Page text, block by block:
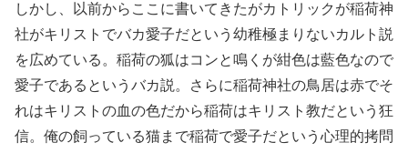
しかし、以前からここに書いてきたがカトリックが稲荷神
社がキリストでバカ愛子だという幼稚極まりないカルト説
を広めている。稲荷の狐はコンと鳴くが紺色は藍色なので
愛子であるというバカ説。さらに稲荷神社の鳥居は赤でそ
れはキリストの血の色だから稲荷はキリスト教だという狂
信。俺の飼っている猫まで稲荷で愛子だという心理的拷問